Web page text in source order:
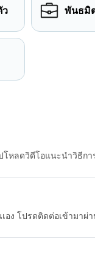
พันธมิ
หลดวิดีโอแนะนำวิธีกา
ง โปรดติดต่อเข้ามาผ่